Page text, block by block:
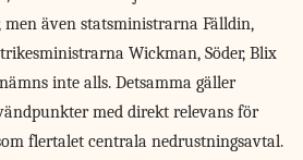
men även statsministrarna Fälldin,
Wickman, Söder, Blix
inte alls. Detsamma gäller
med direkt relevans för
flertalet centrala nedrustningsavtal.